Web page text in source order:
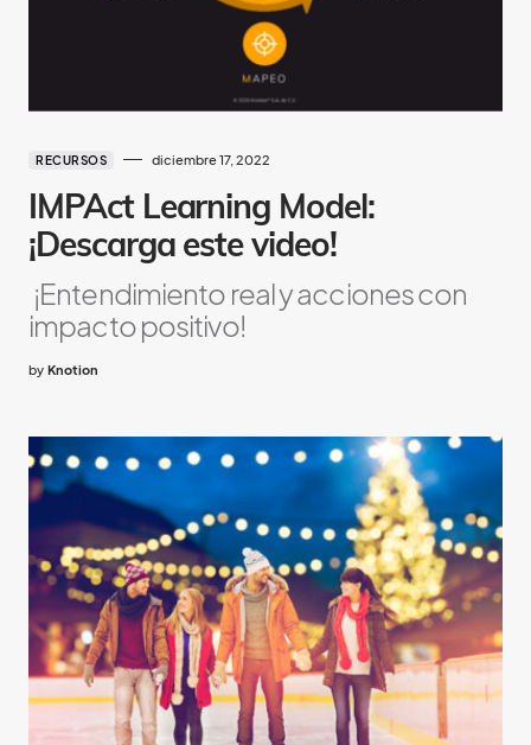
RECURSOS diciembre 17, 2022
IMPAct Learning Model:
¡Descarga este video!
¡Entendimiento real y acciones con
impacto positivo!
by Knotion